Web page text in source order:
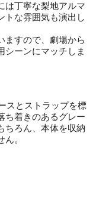
は丁寧な梨地アルマ
トな雰囲気も演出し
ますので、劇場から
シーンにマッチしま
スとストラップを標
ち着きのあるグレー
ちろん、本体を収納
。